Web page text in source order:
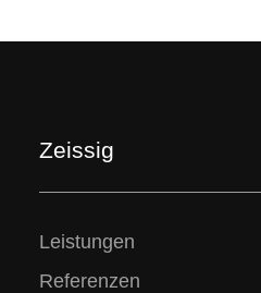
Zeissig
Leistungen
Referenzen